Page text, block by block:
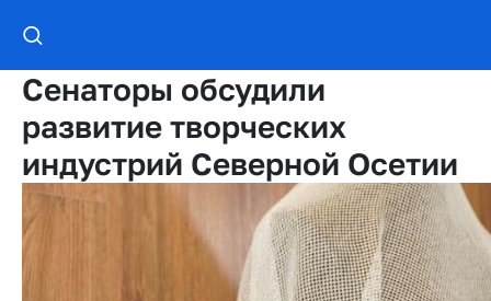
Сенаторы обсудили
развитие творческих
индустрий Северной Осетии